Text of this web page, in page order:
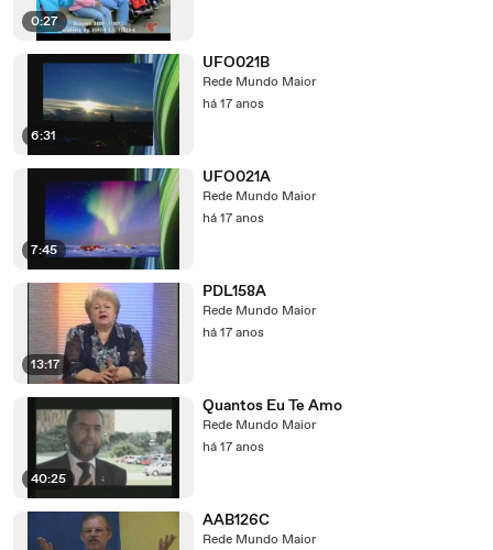
0:27
6:31
UFO021B
Rede Mundo Maior
há 17 anos
7:45
UFO021A
Rede Mundo Maior
há 17 anos
13:17
PDL158A
Rede Mundo Maior
há 17 anos
40:25
Quantos Eu Te Amo
Rede Mundo Maior
há 17 anos
AAB126C
Rede Mundo Maior